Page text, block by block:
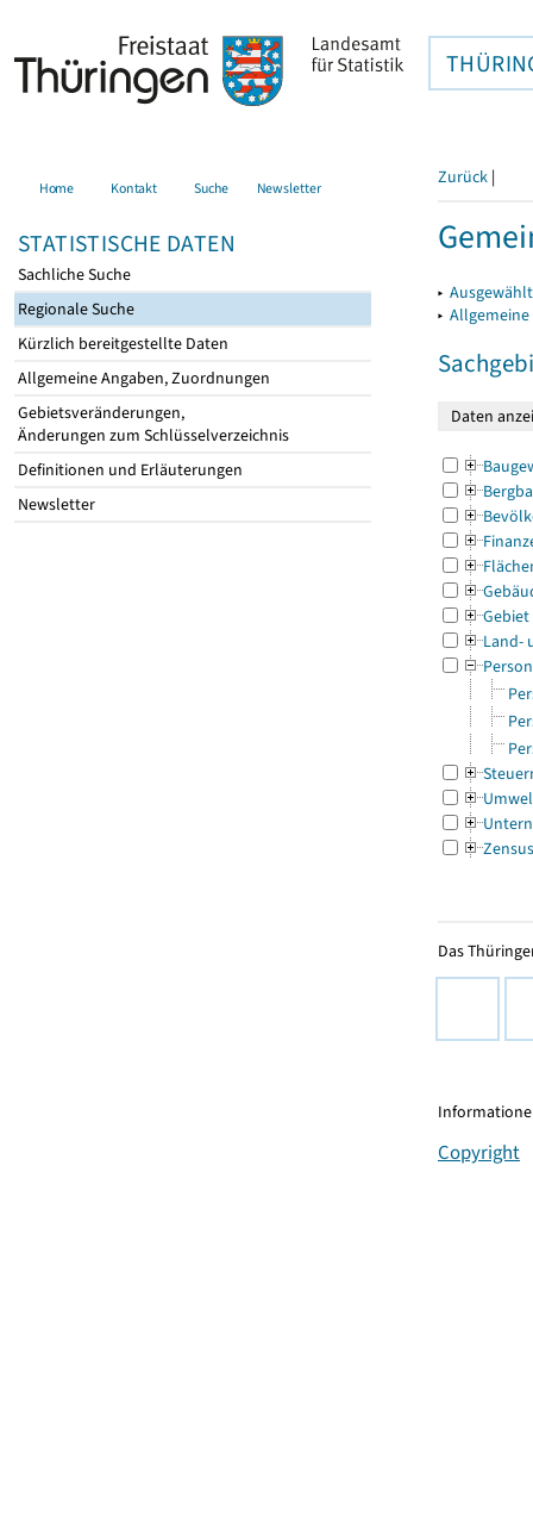
Home Kontakt Suche Newsletter
STATISTISCHE DATEN
Sachliche Suche
Regionale Suche
Kürzlich bereitgestellte Daten
Allgemeine Angaben, Zuordnungen
Gebietsveränderungen,
Änderungen zum Schlüsselverzeichnis
Definitionen und Erläuterungen
Newsletter
Zurück |
▸
▸
Gebiet
Land-
Zensus
Das
Copyright